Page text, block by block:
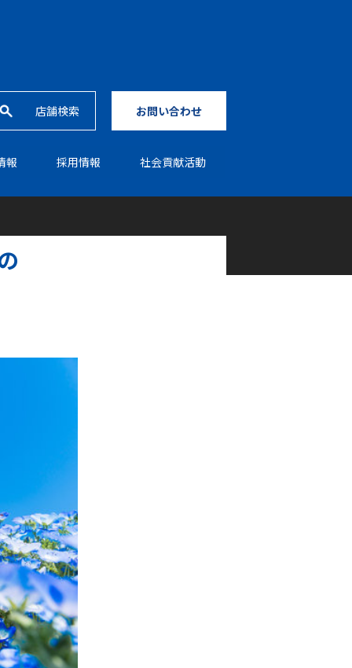
店舗検索 お問い合わせ
報 採⽤情報 社会貢献活動